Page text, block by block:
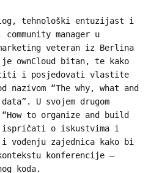
tehnološki entuzijast i
manager u
marketing veteran iz Berlina
ownCloud bitan, te kako
i posjedovati vlastite
nazivom “The why, what and
U svojem drugom
“How to organize and build
ispričati o iskustvima i
vođenju zajednica kako bi
konferencije –
koda.